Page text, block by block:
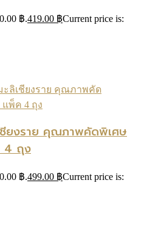
฿.419.00 ฿Current price is:
ยงราย คุณภาพคัดพิเศษ
4 ถุง
฿.499.00 ฿Current price is: